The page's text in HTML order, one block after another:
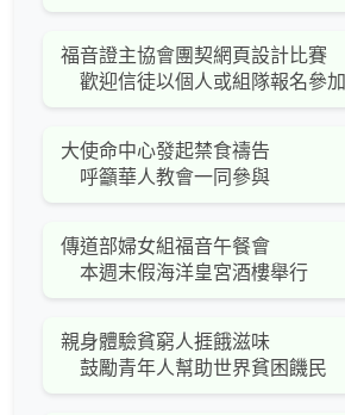
福音證主協會團契網頁設計比賽
歡迎信徒以個人或組隊報名參加
大使命中心發起禁食禱告
呼籲華人教會一同參與
傳道部婦女組福音午餐會
本週末假海洋皇宮酒樓舉行
親身體驗貧窮人捱餓滋味
鼓勵青年人幫助世界貧困饑民